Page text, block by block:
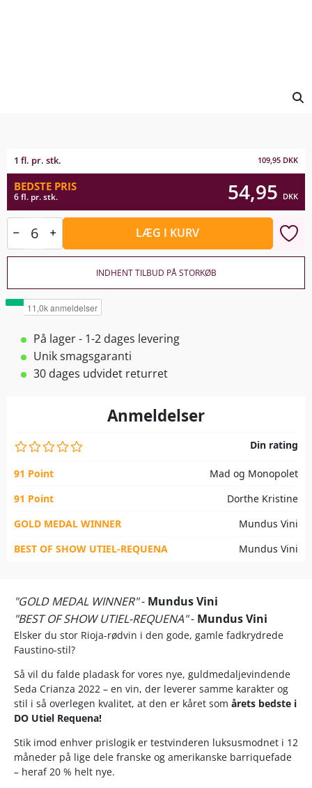
1 fl. pr. stk. 109,95 DKK
BEDSTE PRIS
6 fl. pr. stk. 54,95 DKK
LÆG I KURV
INDHENT TILBUD PÅ STORKØB
På lager - 1-2 dages levering
Unik smagsgaranti
30 dages udvidet returret
Anmeldelser
Din rating
91 Point
Mad og Monopolet
91 Point
Dorthe Kristine
GOLD MEDAL WINNER
Mundus Vini
BEST OF SHOW UTIEL-REQUENA
Mundus Vini
"GOLD MEDAL WINNER"- Mundus Vini
"BEST OF SHOW UTIEL-REQUENA"- Mundus Vini
Elsker du stor Rioja-rødvin i den gode, gamle fadkrydrede
Faustino-stil?
Så vil du falde pladask for vores nye, guldmedaljevindende
Seda Crianza 2022 – en vin, der leverer samme karakter og
stil i så overlegen kvalitet, at den er kåret som årets bedste i
DO Utiel Requena!
Stik imod enhver prislogik er testvinderen luksusmodnet i 12
måneder på lige dele franske og amerikanske barriquefade
– heraf 20 % helt nye.